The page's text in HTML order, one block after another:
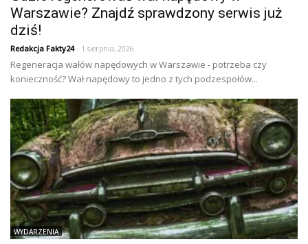
Warszawie? Znajdź sprawdzony serwis już
dziś!
Redakcja Fakty24- 1 sierpnia, 2026
Regeneracja wałów napędowych w Warszawie - potrzeba czy
konieczność? Wał napędowy to jedno z tych podzespołów...
WYDARZENIA